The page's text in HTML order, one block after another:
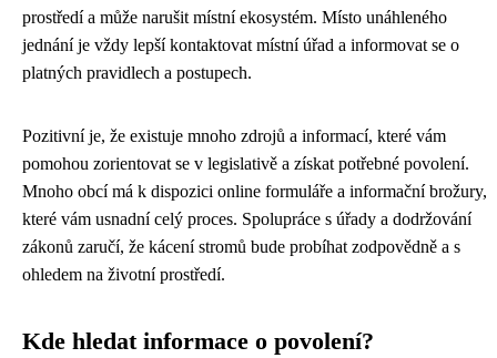
prostředí a může narušit místní ekosystém. Místo unáhleného
jednání je vždy lepší kontaktovat místní úřad a informovat se o
platných pravidlech a postupech.
Pozitivní je, že existuje mnoho zdrojů a informací, které vám
pomohou zorientovat se v legislativě a získat potřebné povolení.
Mnoho obcí má k dispozici online formuláře a informační brožury,
které vám usnadní celý proces. Spolupráce s úřady a dodržování
zákonů zaručí, že kácení stromů bude probíhat zodpovědně a s
ohledem na životní prostředí.
Kde hledat informace o povolení?